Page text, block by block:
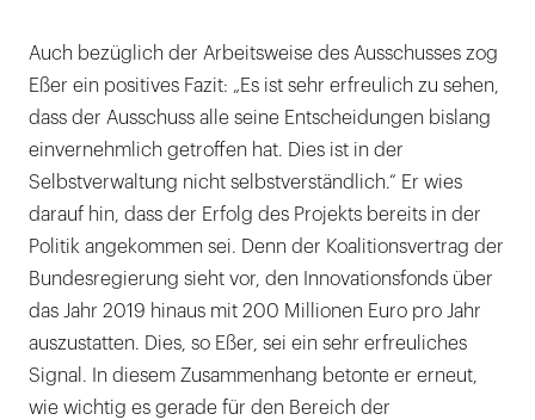
Auch bezüglich der Arbeitsweise des Ausschusses zog
Eßer ein positives Fazit: „Es ist sehr erfreulich zu sehen,
dass der Ausschuss alle seine Entscheidungen bislang
einvernehmlich getroffen hat. Dies ist in der
Selbstverwaltung nicht selbstverständlich.“ Er wies
darauf hin, dass der Erfolg des Projekts bereits in der
Politik angekommen sei. Denn der Koalitionsvertrag der
Bundesregierung sieht vor, den Innovationsfonds über
das Jahr 2019 hinaus mit 200 Millionen Euro pro Jahr
auszustatten. Dies, so Eßer, sei ein sehr erfreuliches
Signal. In diesem Zusammenhang betonte er erneut,
wie wichtig es gerade für den Bereich der